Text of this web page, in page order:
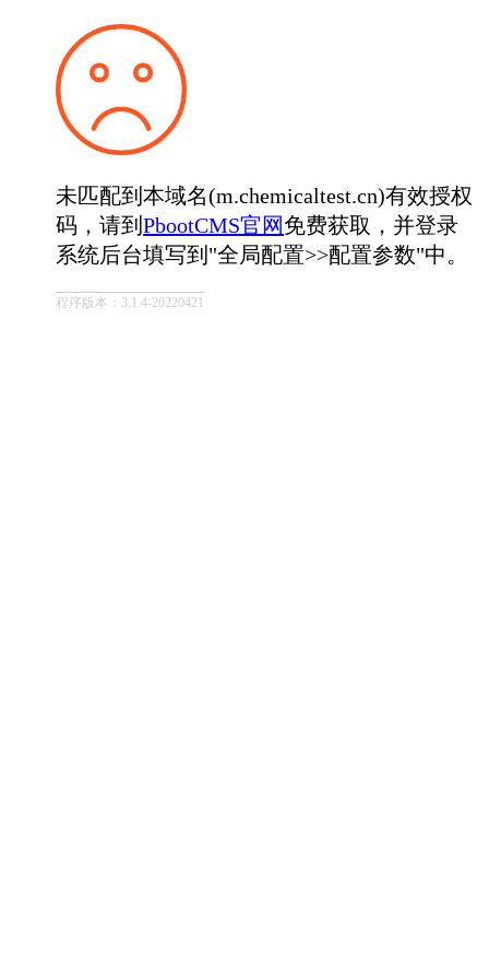
未匹配到本域名(m.chemicaltest.cn)有效授权
码，请到PbootCMS官网免费获取，并登录
系统后台填写到"全局配置>>配置参数"中。
程序版本：3.1.4-20220421